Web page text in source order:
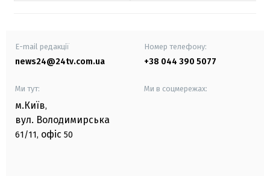
E-mail редакції
news24@24tv.com.ua
Номер телефону:
+38 044 390 5077
Ми тут:
м.Київ,
вул. Володимирська
61/11, офіс 50
Ми в соцмережах: